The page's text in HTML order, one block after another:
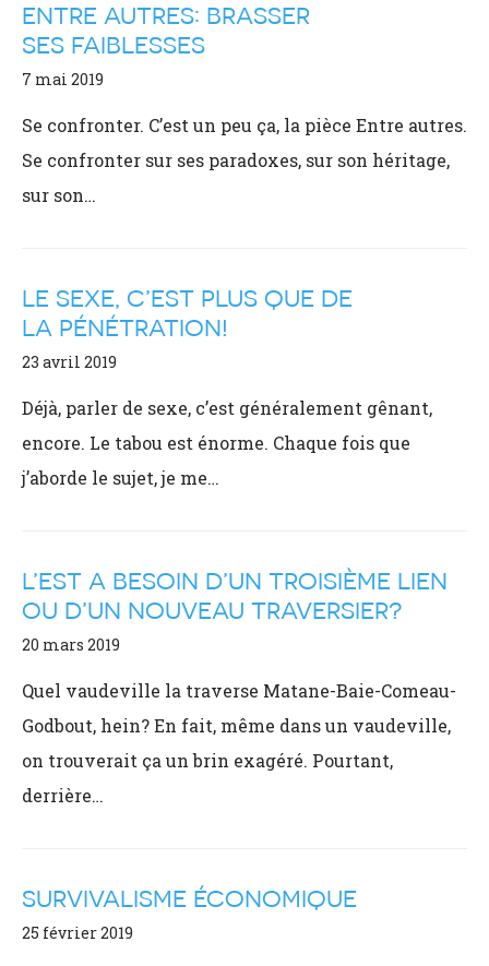
ENTRE AUTRES: BRASSER
SES FAIBLESSES
7 mai 2019
Se confronter. C’est un peu ça, la pièce Entre autres.
Se confronter sur ses paradoxes, sur son héritage,
sur son…
LE SEXE, C’EST PLUS QUE DE
LA PÉNÉTRATION!
23 avril 2019
Déjà, parler de sexe, c’est généralement gênant,
encore. Le tabou est énorme. Chaque fois que
j’aborde le sujet, je me…
L’EST A BESOIN D’UN TROISIÈME LIEN
OU D’UN NOUVEAU TRAVERSIER?
20 mars 2019
Quel vaudeville la traverse Matane-Baie-Comeau-
Godbout, hein? En fait, même dans un vaudeville,
on trouverait ça un brin exagéré. Pourtant,
derrière…
SURVIVALISME ÉCONOMIQUE
25 février 2019